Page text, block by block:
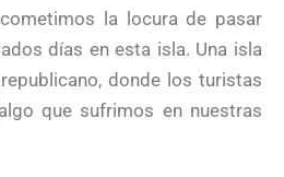
la locura de pasar
días en esta isla. Una isla
donde los turistas
que sufrimos en nuestras